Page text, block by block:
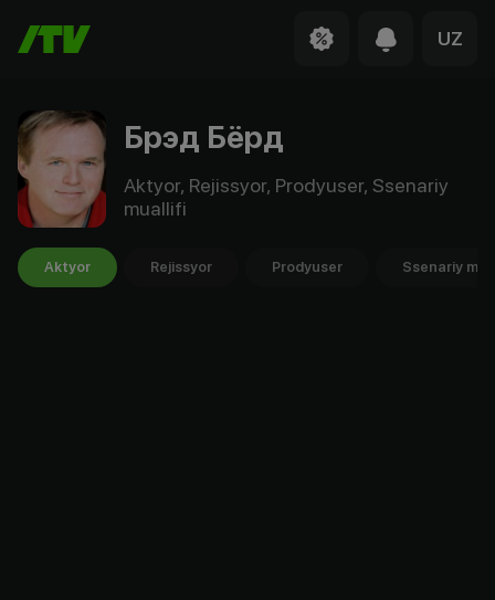
UZ
Брэд Бёрд
Aktyor, Rejissyor, Prodyuser, Ssenariy
muallifi
Aktyor Rejissyor Prodyuser Ssenariy